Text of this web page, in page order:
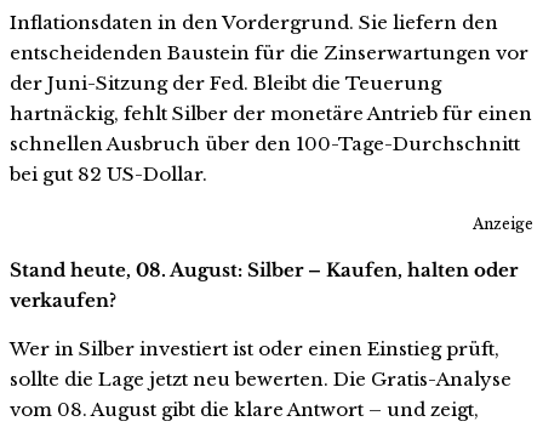
Inflationsdaten in den Vordergrund. Sie liefern den
entscheidenden Baustein für die Zinserwartungen vor
der Juni-Sitzung der Fed. Bleibt die Teuerung
hartnäckig, fehlt Silber der monetäre Antrieb für einen
schnellen Ausbruch über den 100-Tage-Durchschnitt
bei gut 82 US-Dollar.
Anzeige
Stand heute, 08. August: Silber – Kaufen, halten oder
verkaufen?
Wer in Silber investiert ist oder einen Einstieg prüft,
sollte die Lage jetzt neu bewerten. Die Gratis-Analyse
vom 08. August gibt die klare Antwort – und zeigt,